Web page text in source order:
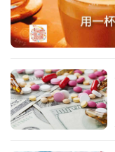
平
台
时
代
学
苑
登录